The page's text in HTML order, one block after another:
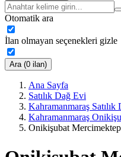
Otomatik ara
İlan olmayan seçenekleri gizle
Ara (0 ilan)
Ana Sayfa
Satılık Dağ Evi
Kahramanmaraş Satılık
Kahramanmaraş
Onikişubat